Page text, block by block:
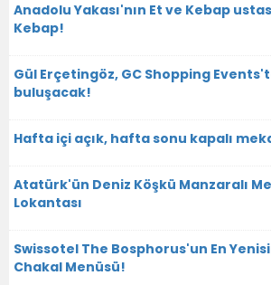
Anadolu Yakası'nın Et ve Kebap
Kebap!
Gül Erçetingöz, GC Shopping
buluşacak!
Hafta içi açık, hafta sonu kapalı
Atatürk'ün Deniz Köşkü Manzaralı
Lokantası
Swissotel The Bosphorus'un En
Chakal Menüsü!